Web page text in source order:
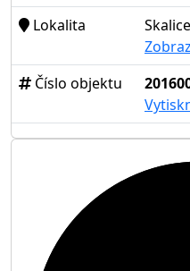
Lokalita
Číslo objektu